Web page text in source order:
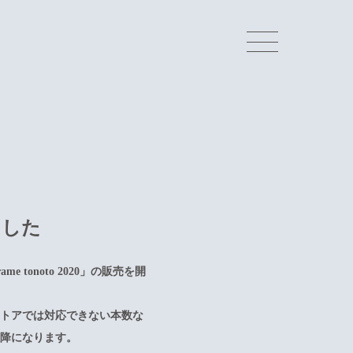
た
tonoto 2020」の販売を開
アでは対応できない本数な
になります。